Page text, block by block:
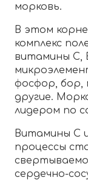
морковь.
В этом
комплекс
витамины С,
фосфор, бор,
другие.
лидером по
Витамины С
процессы
сердечно-